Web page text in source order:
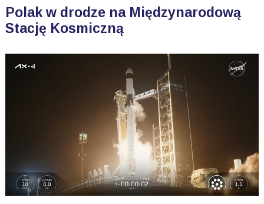
Polak w drodze na Międzynarodową
Stację Kosmiczną